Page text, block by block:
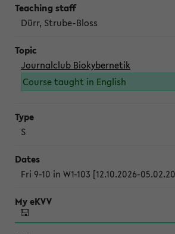
Dürr, Strube-Bloss
Journalclub Biokybernetik
Course taught in English
S
Fri 9-10 in W1-103 [12.10.2026-